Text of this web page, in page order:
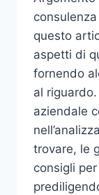
questo
aspetti di
fornendo
al
aziendale
trovare, le
consigli